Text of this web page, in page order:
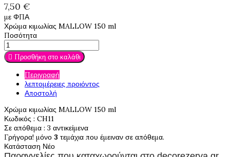
7,50 €
με ΦΠΑ
Χρώμα κιμωλίας MALLOW 150 ml
Ποσότητα
 Προσθήκη στο καλάθι
Περιγραφή
λεπτομέρειες προιόντος
Αποστολή
Χρώμα κιμωλίας MALLOW 150 ml
Κωδικός : CH11
Σε απόθεμα : 3 αντικείμενα
Γρήγορα! μόνο 3 τεμάχια που έμειναν σε απόθεμα.
Κατάσταση Νέο